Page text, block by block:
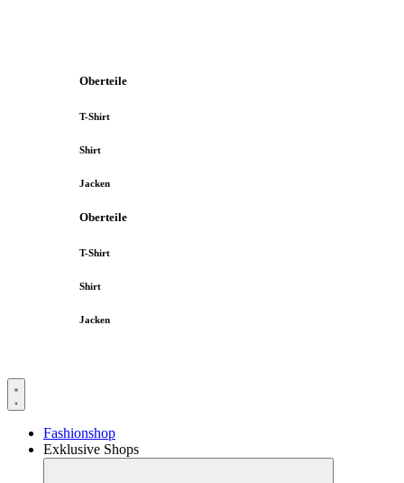
Oberteile
T-Shirt
Shirt
Jacken
Oberteile
T-Shirt
Shirt
Jacken
Fashionshop
Exklusive Shops